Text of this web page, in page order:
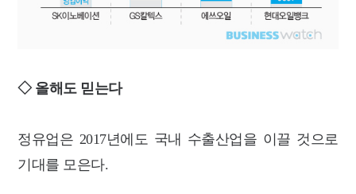
◇ 올해도 믿는다
정유업은 2017년에도 국내 수출산업을 이끌 것으로
기대를 모은다.